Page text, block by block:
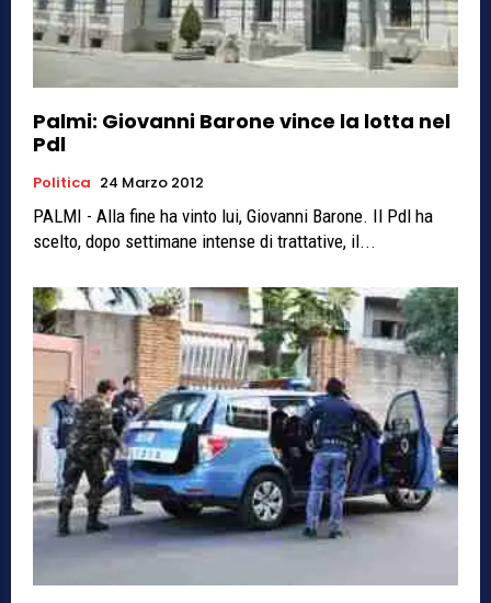
Palmi: Giovanni Barone vince la lotta nel
Pdl
Politica 24 Marzo 2012
PALMI - Alla fine ha vinto lui, Giovanni Barone. Il Pdl ha
scelto, dopo settimane intense di trattative, il...